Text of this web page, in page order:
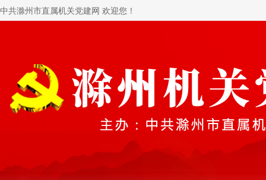
中共滁州市直属机关党建网 欢迎您！